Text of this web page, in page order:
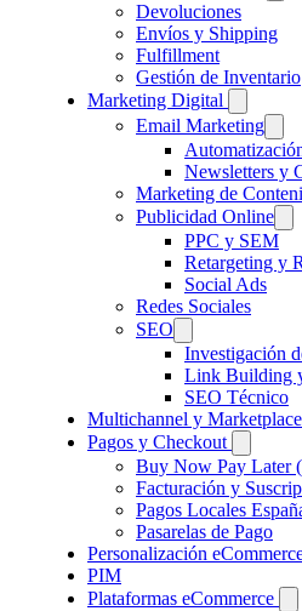
Devoluciones
Envíos y Shipping
Fulfillment
Gestión de Inventario
Marketing Digital
Email Marketing
Newsletters y
Marketing de
Publicidad Online
PPC y SEM
Retargeting y
Social Ads
Redes Sociales
SEO
Investigación
Link Building
SEO Técnico
Multichannel y
Pagos y Checkout
Buy Now Pay Later
Facturación y
Pagos Locales
Pasarelas de Pago
Personalización
PIM
Plataformas eCommerce